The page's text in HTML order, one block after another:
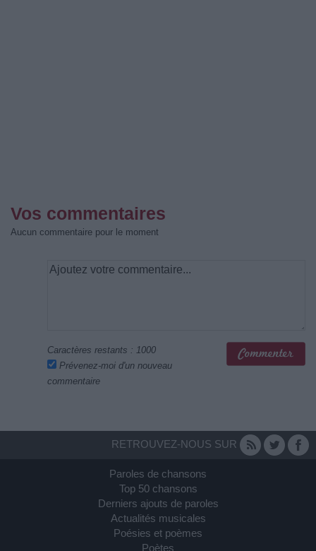
Vos commentaires
Aucun commentaire pour le moment
Caractères restants : 1000
Prévenez-moi d'un nouveau
commentaire
RETROUVEZ-NOUS SUR
Paroles de chansons
Top 50 chansons
Derniers ajouts de paroles
Actualités musicales
Poésies et poèmes
Poètes